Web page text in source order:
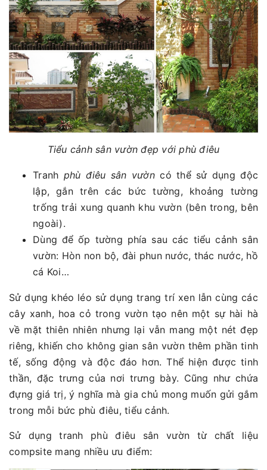
Tiểu cảnh sân vườn đẹp với phù điêu
Tranh phù điêu sân vườncó thể sử dụng độc
lập, gắn trên các bức tường, khoảng tường
trống trải xung quanh khu vườn (bên trong, bên
ngoài).
Dùng để ốp tường phía sau các tiểu cảnh sân
vườn: Hòn non bộ, đài phun nước, thác nước, hồ
cá Koi…
Sử dụng khéo léo sử dụng trang trí xen lẫn cùng các
cây xanh, hoa cỏ trong vườn tạo nên một sự hài hà
về mặt thiên nhiên nhưng lại vẫn mang một nét đẹp
riêng, khiến cho không gian sân vườn thêm phần tinh
tế, sống động và độc đáo hơn. Thể hiện được tinh
thần, đặc trưng của nơi trưng bày. Cũng như chứa
đựng giá trị, ý nghĩa mà gia chủ mong muốn gửi gắm
trong mỗi bức phù điêu, tiểu cảnh.
Sử dụng tranh phù điêu sân vườn từ chất liệu
compsite mang nhiều ưu điểm: